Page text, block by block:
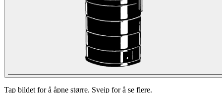
Tap bildet for å åpne større. Sveip for å se flere.